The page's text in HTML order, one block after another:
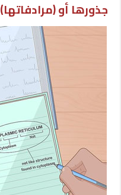
جذورها أو (مرادفاتها)